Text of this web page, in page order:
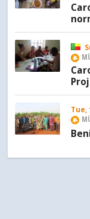
Tue,